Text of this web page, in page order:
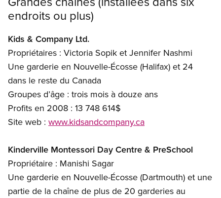
endroits ou plus)
Kids & Company Ltd.
Propriétaires : Victoria Sopik et Jennifer Nashmi
Une garderie en Nouvelle-Écosse (Halifax) et 24
dans le reste du Canada
Groupes d’âge : trois mois à douze ans
Profits en 2008 : 13 748 614$
Site web : www.kidsandcompany.ca
Kinderville Montessori Day Centre & PreSchool
Propriétaire : Manishi Sagar
Une garderie en Nouvelle-Écosse (Dartmouth) et une
partie de la chaîne de plus de 20 garderies au